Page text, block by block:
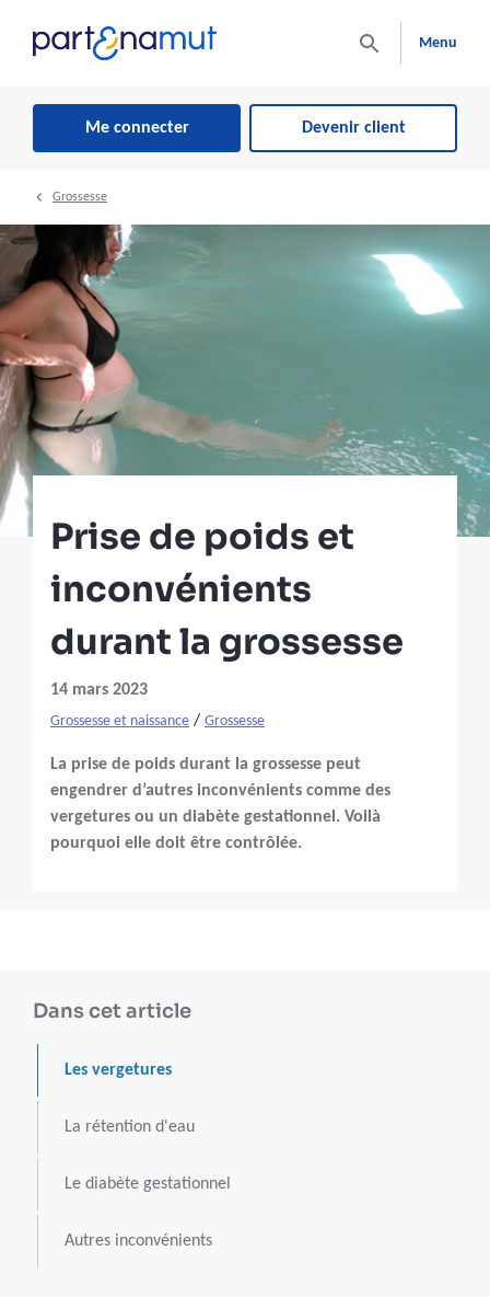
Menu
Me connecter Devenir client
Grossesse
Prise de poids et
inconvénients
durant la grossesse
14 mars 2023
Grossesse et naissance / Grossesse
La prise de poids durant la grossesse peut
engendrer d’autres inconvénients comme des
vergetures ou un diabète gestationnel. Voilà
pourquoi elle doit être contrôlée.
Dans cet article
Les vergetures
La rétention d'eau
Le diabète gestationnel
Autres inconvénients